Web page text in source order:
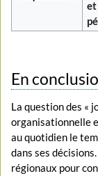
et
En
La question des «
organisationnelle
au quotidien le
dans ses
régionaux pour